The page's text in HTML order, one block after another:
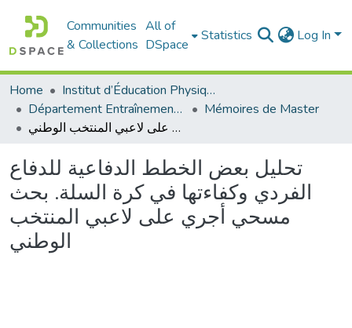
Communities
& Collections
All of
DSpace
Statistics Log In
Home
Institut d’Éducation Physique et Sportive
Département Entraînement Sportif (ES)
Mémoires de Master
تحليل بعض الخطط الدفاعية للدفاع الفردي وكفاءتها في كرة السلة. بحث مسحي أجري على لاعبي المنتخب الوطني
تحليل بعض الخطط الدفاعية للدفاع
الفردي وكفاءتها في كرة السلة. بحث
مسحي أجري على لاعبي المنتخب
الوطني